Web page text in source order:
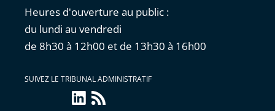
Heures d'ouverture au public :
du lundi au vendredi
de 8h30 à 12h00 et de 13h30 à 16h00
SUIVEZ LE TRIBUNAL ADMINISTRATIF
LinkedIn
Flux